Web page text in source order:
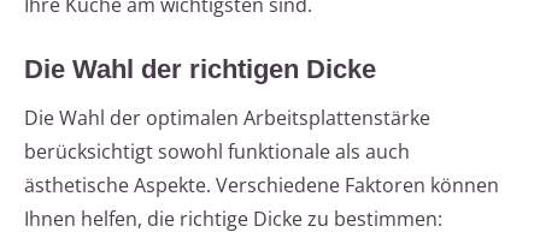
Die Wahl der richtigen Dicke
Die Wahl der optimalen Arbeitsplattenstärke
berücksichtigt sowohl funktionale als auch
ästhetische Aspekte. Verschiedene Faktoren können
Ihnen helfen, die richtige Dicke zu bestimmen: